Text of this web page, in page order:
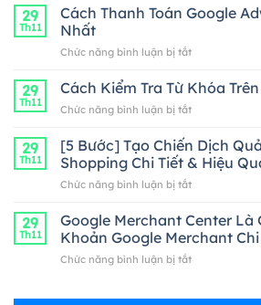
tả
ngắn
29
Th11
Cách Thanh Toán Google
Nhất
Chức năng bình luận bị tắtở
Thanh
Hiệu
Quả
29
Th11
Cách Kiểm Tra Từ Khóa
Chức năng bình luận bị tắtở
Kiểm
Tra
Từ
Khóa
Google
Adwords
29
Th11
[5 Bước] Tạo Chiến Dịch
Shopping Chi Tiết & Hiệu
Chức năng bình luận bị tắtở
Bước]
Tạo
Chiến
Dịch
29
Th11
Google Merchant Center Là
Khoản Google Merchant
Chức năng bình luận bị tắtở